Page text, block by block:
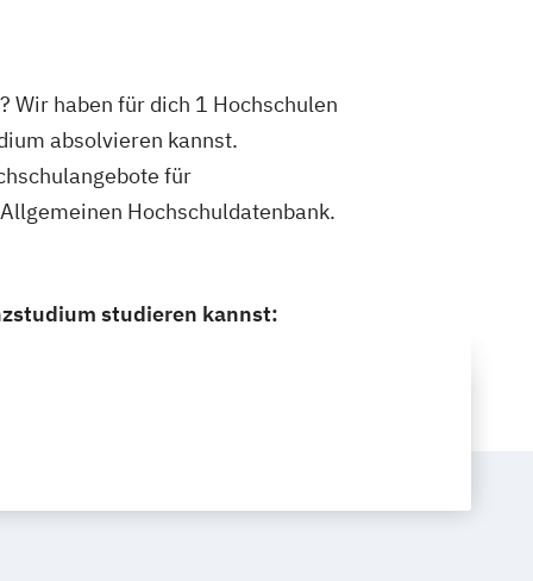
Wir haben für dich 1 Hochschulen
absolvieren kannst.
für
Hochschuldatenbank.
studieren kannst: